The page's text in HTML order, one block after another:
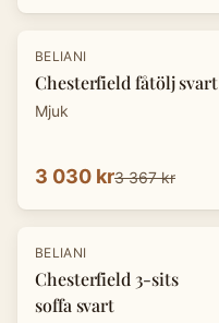
-10 %
BELIANI
Chesterfield fåtölj svart
Mjuk
3 030 kr3 367 kr
-10 %
BELIANI
Chesterfield 3-sits
soffa svart